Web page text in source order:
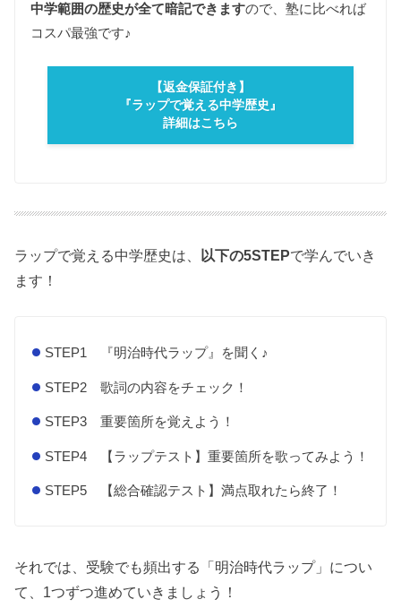
中学範囲の歴史が全て暗記できますので、塾に比べれば
コスパ最強です♪
【返金保証付き】
『ラップで覚える中学歴史』
詳細はこちら
ラップで覚える中学歴史は、 以下の5STEPで学んでいき
ます！
STEP1 『明治時代ラップ』を聞く♪
STEP2 歌詞の内容をチェック！
STEP3 重要箇所を覚えよう！
STEP4 【ラップテスト】重要箇所を歌ってみよう！
STEP5 【総合確認テスト】満点取れたら終了！
それでは、受験でも頻出する「明治時代ラップ」につい
て、1つずつ進めていきましょう！